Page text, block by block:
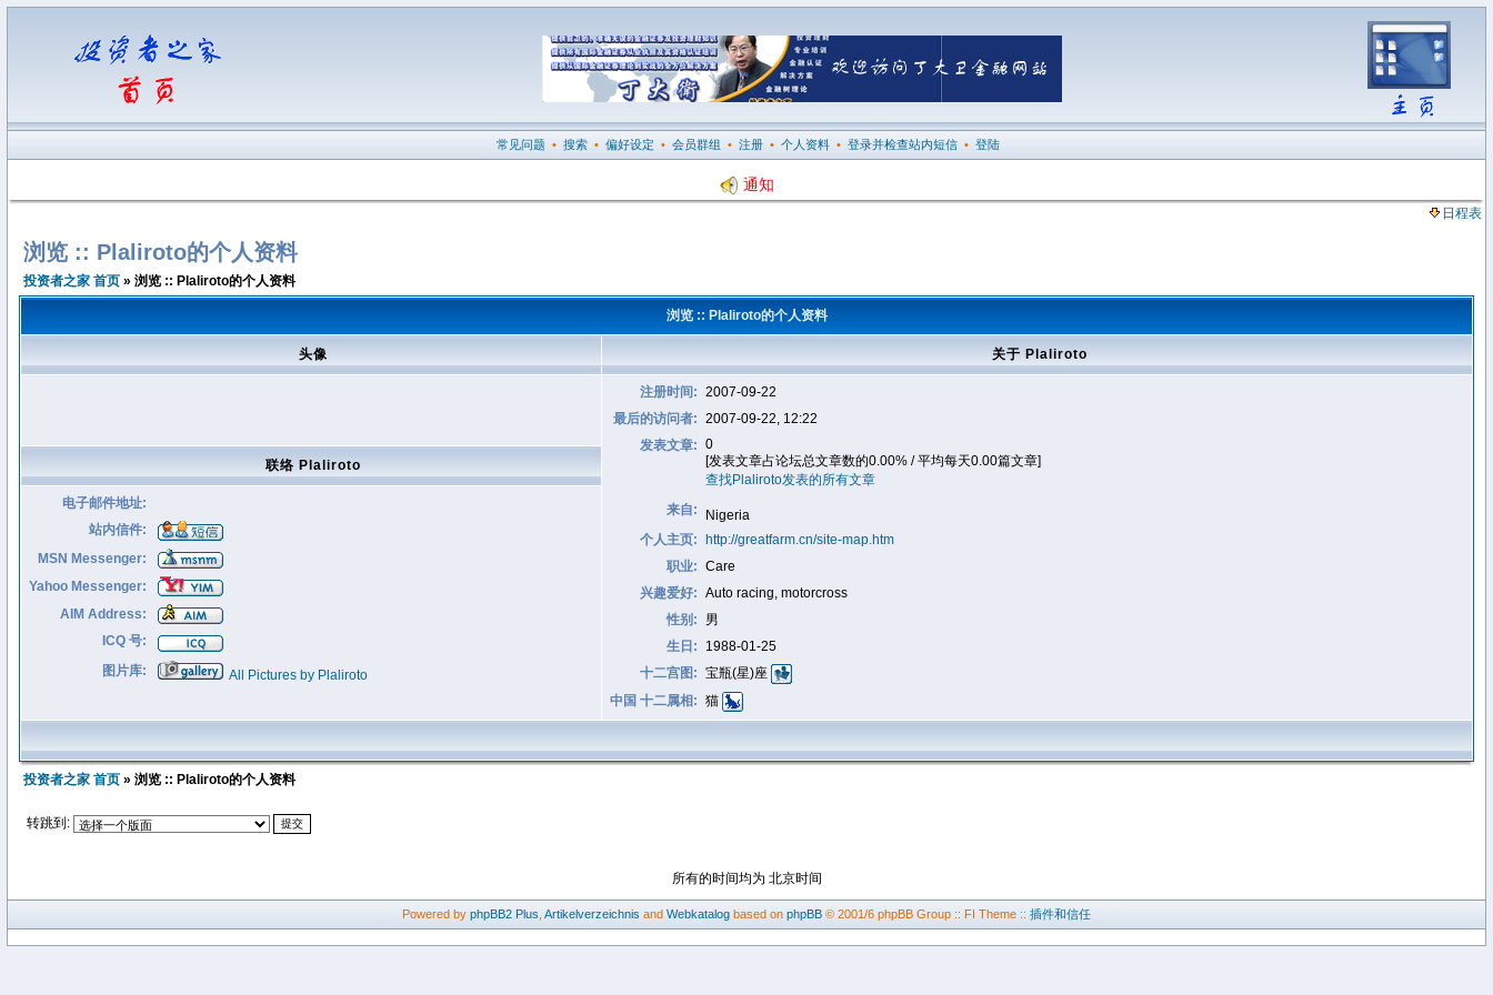
常见问题 • 搜索 • 偏好设定 • 会员群组 • 注册 • 个人资料 • 登录并检查站内短信 • 登陆
通知
日程表
浏览 :: Plaliroto的个人资料
投资者之家 首页 » 浏览 :: Plaliroto的个人资料
浏览 :: Plaliroto的个人资料
头像 关于 Plaliroto
注册时间: 2007-09-22
最后的访问者: 2007-09-22, 12:22
发表文章: 0
[发表文章占论坛总文章数的0.00% / 平均每天0.00篇文章]
查找Plaliroto发表的所有文章
来自:
Nigeria
个人主页:
http://greatfarm.cn/site-map.htm
职业: Care
兴趣爱好: Auto racing, motorcross
性别:
男
生日:
1988-01-25
十二宫图: 宝瓶(星)座
中国 十二属相: 猫
联络 Plaliroto
电子邮件地址:
站内信件:
MSN Messenger:
Yahoo Messenger:
AIM Address:
ICQ 号:
图片库:
All Pictures by Plaliroto
投资者之家 首页 » 浏览 :: Plaliroto的个人资料
转跳到:
所有的时间均为 北京时间
Powered by phpBB2 Plus Artikelverzeichnis and Webkatalog based on phpBB © 2001/6 phpBB Group :: FI Theme :: 插件和信任